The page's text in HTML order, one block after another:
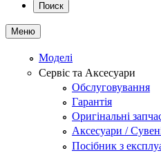
Поиск
Меню
Моделі
Сервіс та Аксесуари
Обслуговування
Гарантія
Оригінальні
Аксесуари /
Посібник з